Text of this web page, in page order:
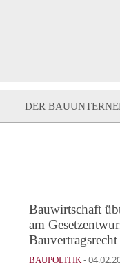
DER
Bauwirtschaft
am
Bauvertragsrecht
BAUPOLITIK -